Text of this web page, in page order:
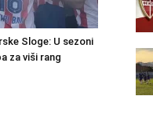
Sloge: U sezoni
za viši rang